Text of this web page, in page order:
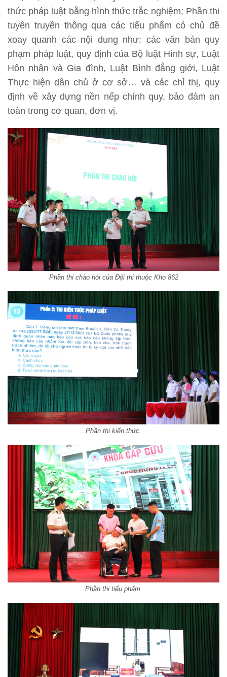
thức pháp luật bằng hình thức trắc nghiệm; Phần thi
tuyên truyền thông qua các tiểu phẩm có chủ đề
xoay quanh các nội dung như: các văn bản quy
phạm pháp luật, quy định của Bộ luật Hình sự, Luật
Hôn nhân và Gia đình, Luật Bình đẳng giới, Luật
Thực hiện dân chủ ở cơ sở… và các chỉ thị, quy
định về xây dựng nền nếp chính quy, bảo đảm an
toàn trong cơ quan, đơn vị.
Phần thi chào hỏi của Đội thi thuộc Kho 862
Phần thi kiến thức.
Phần thi tiểu phẩm.